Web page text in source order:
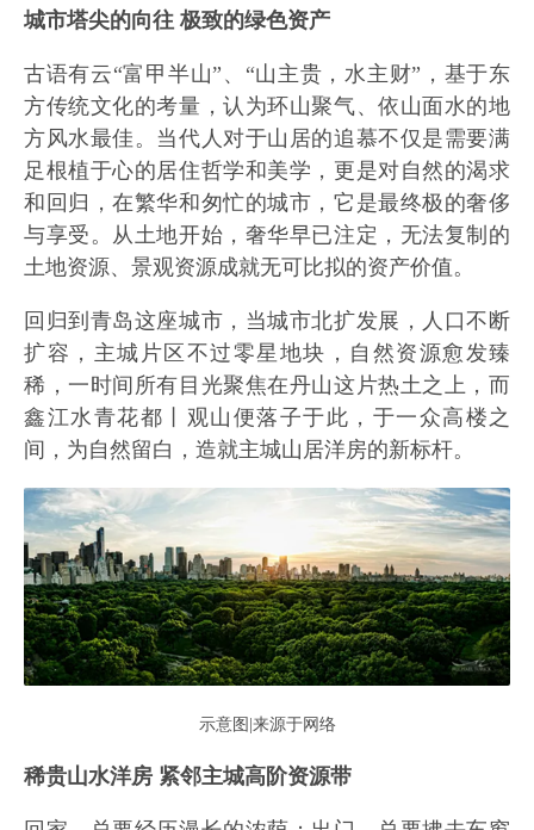
城市塔尖的向往 极致的绿色资产
古语有云“富甲半山”、“山主贵，水主财”，基于东
方传统文化的考量，认为环山聚气、依山面水的地
方风水最佳。当代人对于山居的追慕不仅是需要满
足根植于心的居住哲学和美学，更是对自然的渴求
和回归，在繁华和匆忙的城市，它是最终极的奢侈
与享受。从土地开始，奢华早已注定，无法复制的
土地资源、景观资源成就无可比拟的资产价值。
回归到青岛这座城市，当城市北扩发展，人口不断
扩容，主城片区不过零星地块，自然资源愈发臻
稀，一时间所有目光聚焦在丹山这片热土之上，而
鑫江水青花都丨观山便落子于此，于一众高楼之
间，为自然留白，造就主城山居洋房的新标杆。
示意图|来源于网络
稀贵山水洋房 紧邻主城高阶资源带